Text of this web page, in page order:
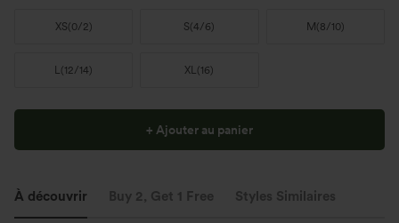
XS(0/2) S(4/6) M (8/10)
L(12/14) XL(16)
+ Ajouter au panier
À découvrir Buy 2, Get 1 Free Styles Similaires